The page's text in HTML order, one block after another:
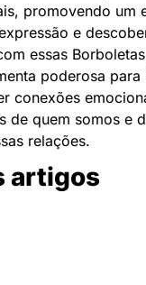
promovendo um
e
essas
poderosa para
conexões
de quem somos e
relações.
artigos